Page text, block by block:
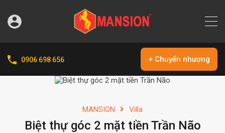
0906 698 656 + Chuyển nhượng
MANSION Villa
Biệt thự góc 2 mặt tiền Trần Não